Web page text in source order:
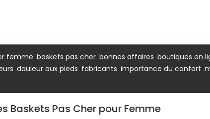
femme baskets pas cher bonnes affaires boutiques en
douleur aux pieds fabricants importance du confort
Baskets Pas Cher pour Femme